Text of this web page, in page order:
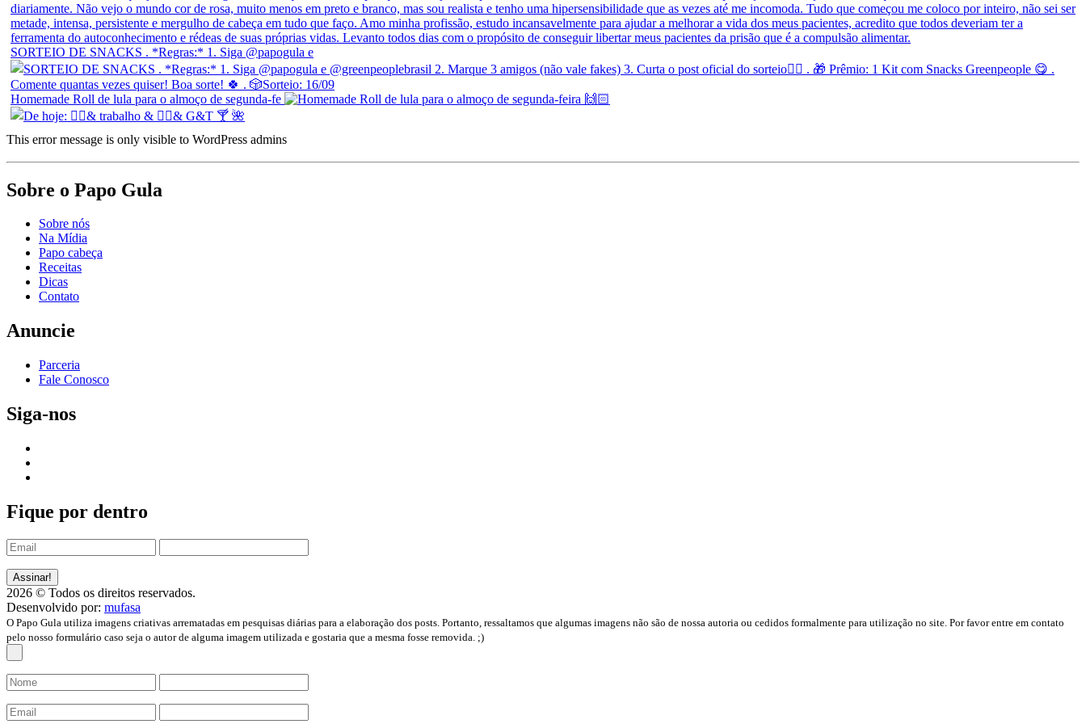
SORTEIO DE SNACKS . *Regras:* 1. Siga @papogula e
Homemade Roll de lula para o almoço de segunda-fe
This error message is only visible to WordPress admins
Sobre o Papo Gula
Sobre nós
Na Mídia
Papo cabeça
Receitas
Dicas
Contato
Anuncie
Parceria
Fale Conosco
Siga-nos
Fique por dentro
2026 © Todos os direitos reservados.
Desenvolvido por: mufasa
O Papo Gula utiliza imagens criativas arrematadas em pesquisas diárias para a elaboração dos posts. Portanto, ressaltamos que algumas imagens não são de nossa autoria ou cedidos formalmente para utilização no site. Por favor entre em contato
pelo nosso formulário caso seja o autor de alguma imagem utilizada e gostaria que a mesma fosse removida. ;)